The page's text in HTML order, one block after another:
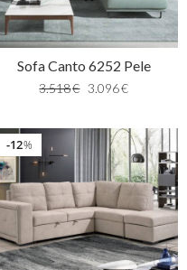
Sofa Canto 6252 Pele
3.518€ 3.096€
%
12